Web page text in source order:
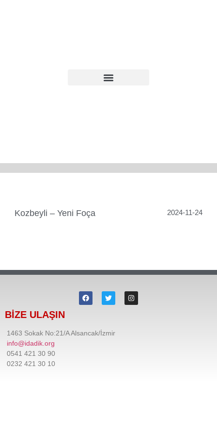
Kozbeyli – Yeni Foça 2024-11-24
BİZE ULAŞIN
1463 Sokak No:21/A Alsancak/İzmir
info@idadik.org
0541 421 30 90
0232 421 30 10